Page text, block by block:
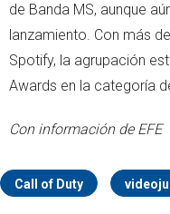
de Banda MS, aunque
lanzamiento. Con más
Spotify, la agrupación
Awards en la categoría
Con información de EFE
Call of Duty